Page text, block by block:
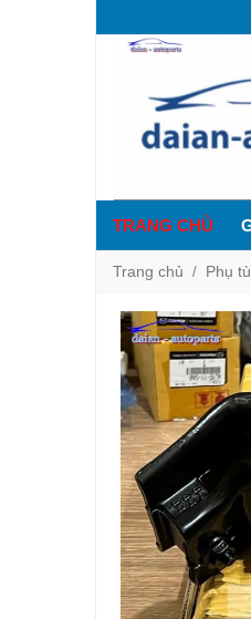
TRANG CHỦ
Trang chủ Phụ